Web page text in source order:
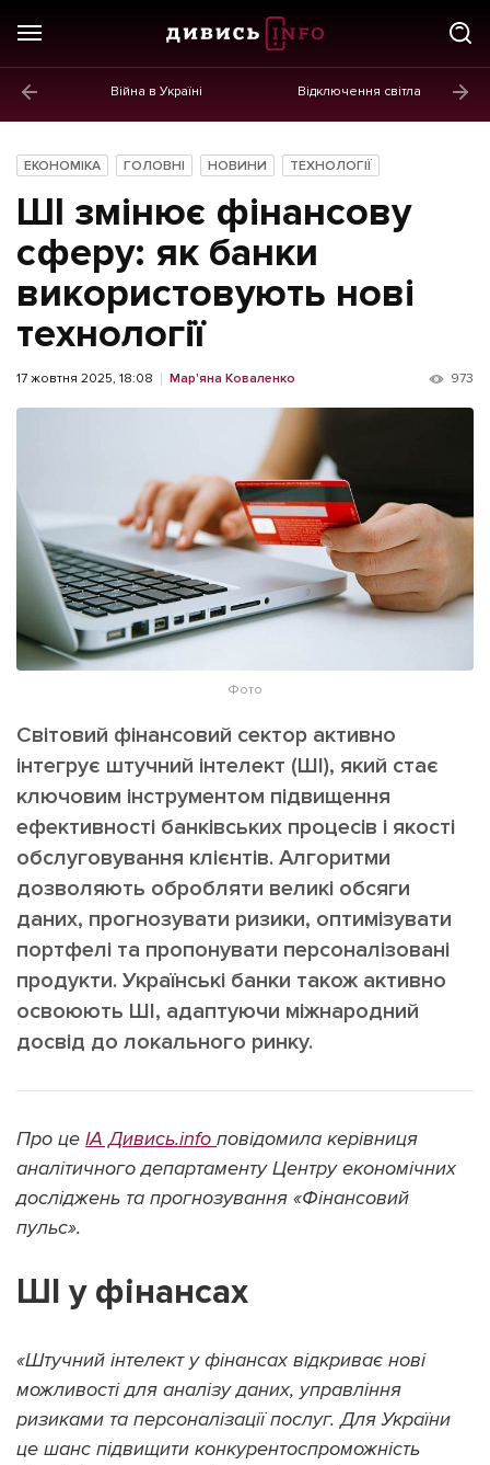
Війна в Україні Відключення світла
Новини
Політика
Економіка
Бізнес
Життя
Культура
Афіша
ІНШЕ
Інтерв'ю
Картки
Репортаж
Розслідування
Лонгріди
Прес-релізи
Фото/Відео
Made in Lviv
Зв'язатися з нами
[email protected] Реклама на сайті
Політика конфіденційності
Наші соц мережі
ЕКОНОМІКА ГОЛОВНІ НОВИНИ ТЕХНОЛОГІЇ
ШІ змінює фінансову
сферу: як банки
використовують нові
технології
17 жовтня 2025, 18:08 Мар'яна Коваленко 973
Фото
Світовий фінансовий сектор активно
інтегрує штучний інтелект (ШІ), який стає
ключовим інструментом підвищення
ефективності банківських процесів і якості
обслуговування клієнтів. Алгоритми
дозволяють обробляти великі обсяги
даних, прогнозувати ризики, оптимізувати
портфелі та пропонувати персоналізовані
продукти. Українські банки також активно
освоюють ШІ, адаптуючи міжнародний
досвід до локального ринку.
Про це ІА Дивись.info повідомила керівниця
аналітичного департаменту Центру економічних
досліджень та прогнозування «Фінансовий
пульс».
ШІ у фінансах
«Штучний інтелект у фінансах відкриває нові
можливості для аналізу даних, управління
ризиками та персоналізації послуг. Для України
це шанс підвищити конкурентоспроможність